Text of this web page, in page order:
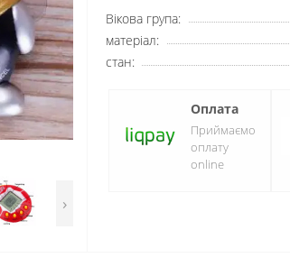
›
Вікова група:
матеріал:
стан:
Оплата
Приймаємо
оплату
online